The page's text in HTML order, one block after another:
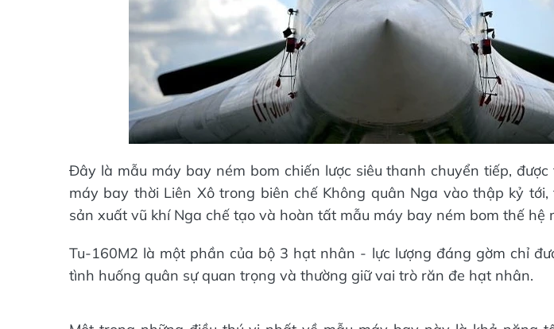
Đây là mẫu máy bay ném bom chiến lược siêu thanh chuyển tiếp,
máy bay thời Liên Xô trong biên chế Không quân Nga vào thập kỷ
sản xuất vũ khí Nga chế tạo và hoàn tất mẫu máy bay ném bom thế hệ
Tu-160M2 là một phần của bộ 3 hạt nhân - lực lượng đáng gờm chỉ
tình huống quân sự quan trọng và thường giữ vai trò răn đe hạt nhân.